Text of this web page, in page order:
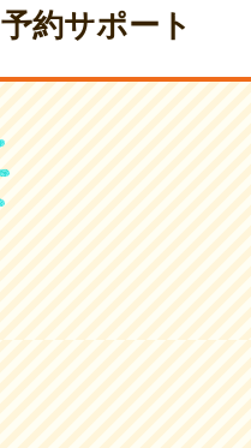
予約サポート